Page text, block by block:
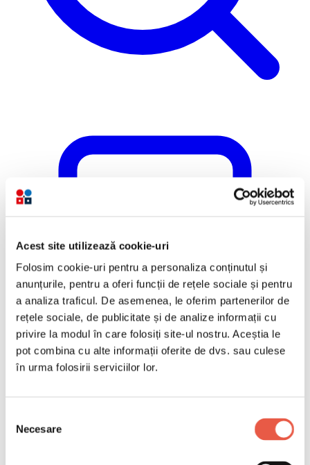
Acest site utilizează cookie-uri
Folosim cookie-uri pentru a personaliza conținutul și
anunțurile, pentru a oferi funcții de rețele sociale și pentru
a analiza traficul. De asemenea, le oferim partenerilor de
rețele sociale, de publicitate și de analize informații cu
privire la modul în care folosiți site-ul nostru. Aceștia le
pot combina cu alte informații oferite de dvs. sau culese
în urma folosirii serviciilor lor.
consimțământului
Necesare